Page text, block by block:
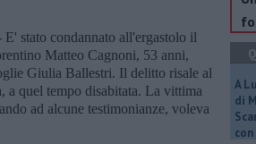
E' stato condannato all'ergastolo il
Matteo Cagnoni, 53 anni,
Giulia Ballestri. Il delitto risale al
a quel tempo disabitata. La vittima
ad alcune testimonianze, voleva
A
di